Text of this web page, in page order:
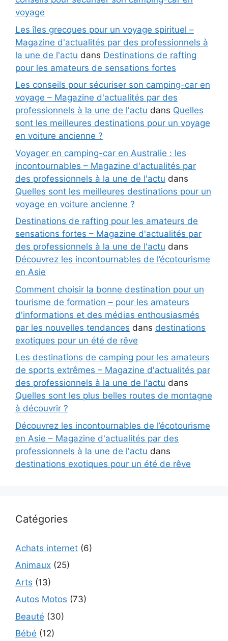
voyage
Les îles grecques pour un voyage spirituel –
Magazine d'actualités par des professionnels à
la une de l'actu dans Destinations de rafting
pour les amateurs de sensations fortes
Les conseils pour sécuriser son camping-car en
voyage – Magazine d'actualités par des
professionnels à la une de l'actu dans Quelles
sont les meilleures destinations pour un voyage
en voiture ancienne ?
Voyager en camping-car en Australie : les
incontournables – Magazine d'actualités par
des professionnels à la une de l'actu dans
Quelles sont les meilleures destinations pour un
voyage en voiture ancienne ?
Destinations de rafting pour les amateurs de
sensations fortes – Magazine d'actualités par
des professionnels à la une de l'actu dans
Découvrez les incontournables de l’écotourisme
en Asie
Comment choisir la bonne destination pour un
tourisme de formation – pour les amateurs
d'informations et des médias enthousiasmés
par les nouvelles tendances dans destinations
exotiques pour un été de rêve
Les destinations de camping pour les amateurs
de sports extrêmes – Magazine d'actualités par
des professionnels à la une de l'actu dans
Quelles sont les plus belles routes de montagne
à découvrir ?
Découvrez les incontournables de l’écotourisme
en Asie – Magazine d'actualités par des
professionnels à la une de l'actu dans
destinations exotiques pour un été de rêve
Catégories
Achats internet (6)
Animaux (25)
Arts (13)
Autos Motos (73)
Beauté (30)
Bébé (12)